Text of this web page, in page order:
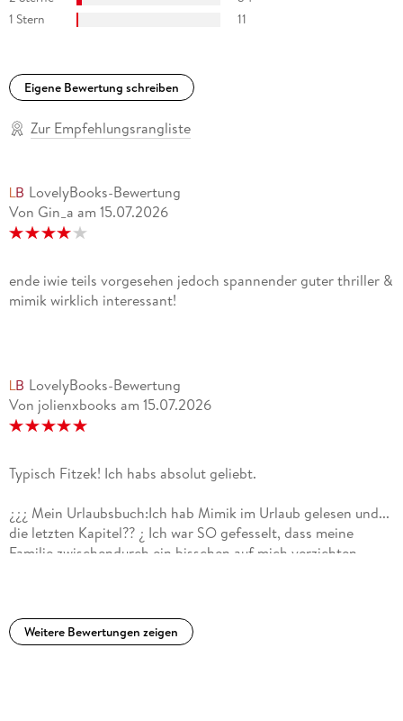
1 Stern
11
Eigene Bewertung schreiben
Zur Empfehlungsrangliste
LovelyBooks-Bewertung
Von Gin_a am 15.07.2026
ende iwie teils vorgesehen jedoch spannender guter thriller &
mimik wirklich interessant!
LovelyBooks-Bewertung
Von jolienxbooks am 15.07.2026
Typisch Fitzek! Ich habs absolut geliebt.
¿¿¿ Mein Urlaubsbuch:Ich hab Mimik im Urlaub gelesen und...
die letzten Kapitel?? ¿ Ich war SO gefesselt, dass meine
Familie zwischendurch ein bisschen auf mich verzichten
voller Wendungen, bei denen ich ständig dachte:
WAS?!Meine Nerven wurden wirklich auf eine Probe gestellt
Weitere Bewertungen zeigen